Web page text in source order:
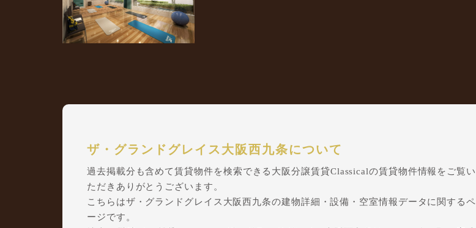
ザ・グランドグレイス大阪西九条について
過去掲載分も含めて賃貸物件を検索できる大阪分譲賃貸Classicalの賃貸物件情報をご覧い
ただきありがとうございます。
こちらはザ・グランドグレイス大阪西九条の建物詳細・設備・空室情報データに関するペ
ージです。